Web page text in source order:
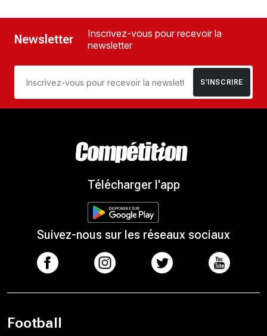
Newsletter
Inscrivez-vous pour recevoir la
newsletter
S’INSCRIRE
Télécharger l'app
Suivez-nous sur les réseaux sociaux
Football